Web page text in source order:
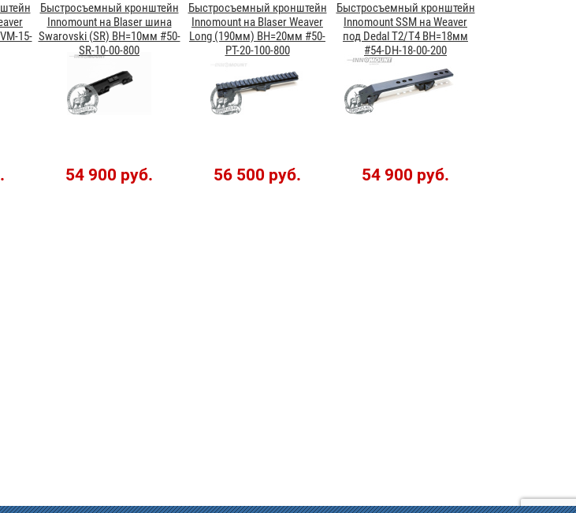
15-
Быстросъемный кронштейн
Innomount на Blaser шина
Swarovski (SR) BH=10мм #50-
SR-10-00-800
54 900 руб.
Быстросъемный кронштейн
Innomount на Blaser Weaver
Long (190мм) BH=20мм #50-
PT-20-100-800
56 500 руб.
Быстросъемный кронштейн
Innomount SSM на Weaver
под Dedal T2/T4 BH=18мм
#54-DH-18-00-200
54 900 руб.